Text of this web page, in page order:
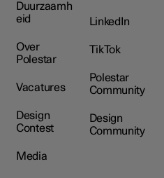
Duurzaamh
eid
Over
Polestar
Vacatures
Design
Contest
Media
LinkedIn
TikTok
Polestar
Community
Design
Community